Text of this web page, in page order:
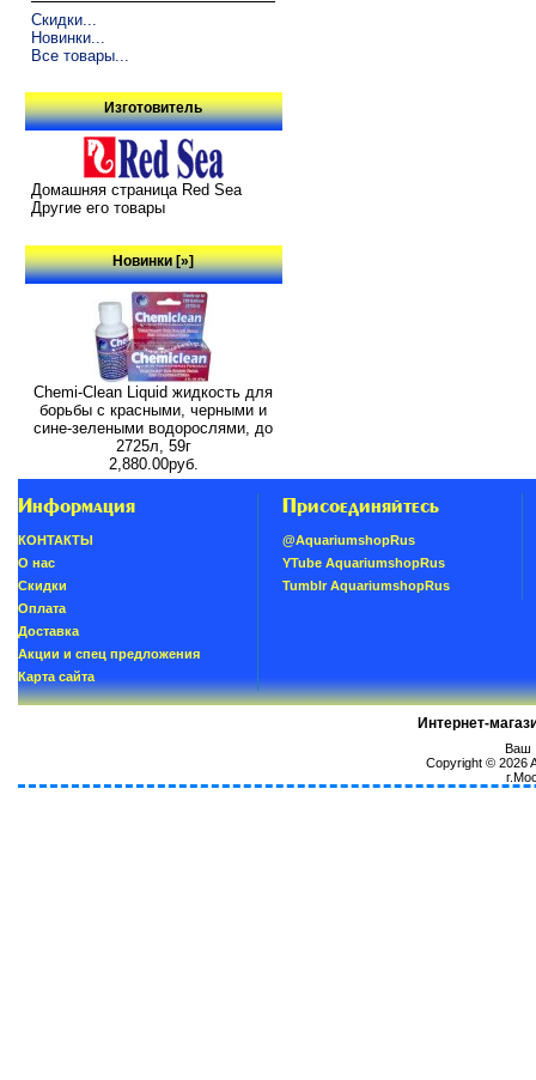
Скидки...
Новинки...
Все товары...
Изготовитель
Домашняя страница Red Sea
Другие его товары
Новинки [»]
Chemi-Clean Liquid жидкость для
борьбы с красными, черными и
сине-зелеными водорослями, до
2725л, 59г
2,880.00руб.
Информация
КОНТАКТЫ
О нас
Скидки
Oплатa
Доставка
Акции и спец предложения
Карта сайта
Присоединяйтесь
@AquariumshopRus
YTube AquariumshopRus
Tumblr AquariumshopRus
Интернет-
Ваш
Copyright © 2026